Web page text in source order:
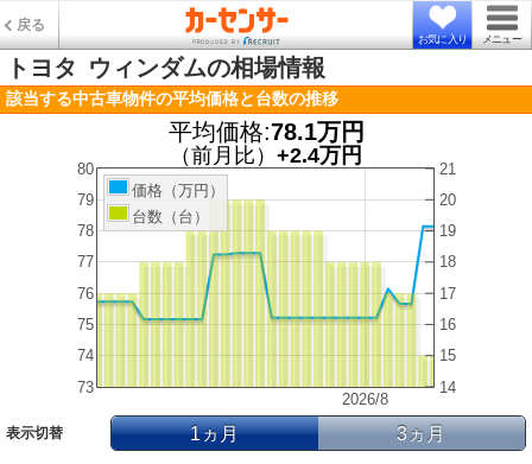
戻る
お気に入り メニュー
トヨタ ウィンダムの相場情報
該当する中古車物件の平均価格と台数の推移
平均価格:78.1万円
（前月比） +2.4万円
2026/8
73
74
75
76
77
78
79
80
14
15
16
17
18
19
20
21
価格（万円）
台数（台）
表示切替 1ヵ月 3ヵ月